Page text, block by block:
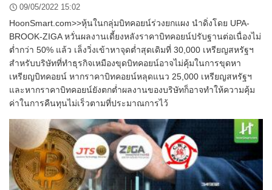
09/05/2022 15:02
HoonSmart.com>>หุ้นในกลุ่มบิทคอยน์ร่วงยกแผง นำดิ่งโดย UPA-
BROOK-ZIGA หวั่นผลงานเดี้ยงหลังราคาบิทคอยน์ปรับฐานต่อเนื่องไม่
ต่ำกว่า 50% แล้ว เล็งวิ่งเข้าหาจุดต่ำสุดเดิมที่ 30,000 เหรียญสหรัฐฯ
สำหรับบริษัทที่ทำธุรกิจเหมืองขุดบิทคอยน์อาจไม่คุ้มในการขุดหา
เหรียญบิทคอยน์ หากราคาบิทคอยน์หลุดแนว 25,000 เหรียญสหรัฐฯ
และหากราคาบิทคอยน์ยังตกต่ำผลงานของบริษัทก็อาจทำให้ความคุ้ม
ค่าในการคืนทุนไม่เร็วตามที่ประมาณการไว้